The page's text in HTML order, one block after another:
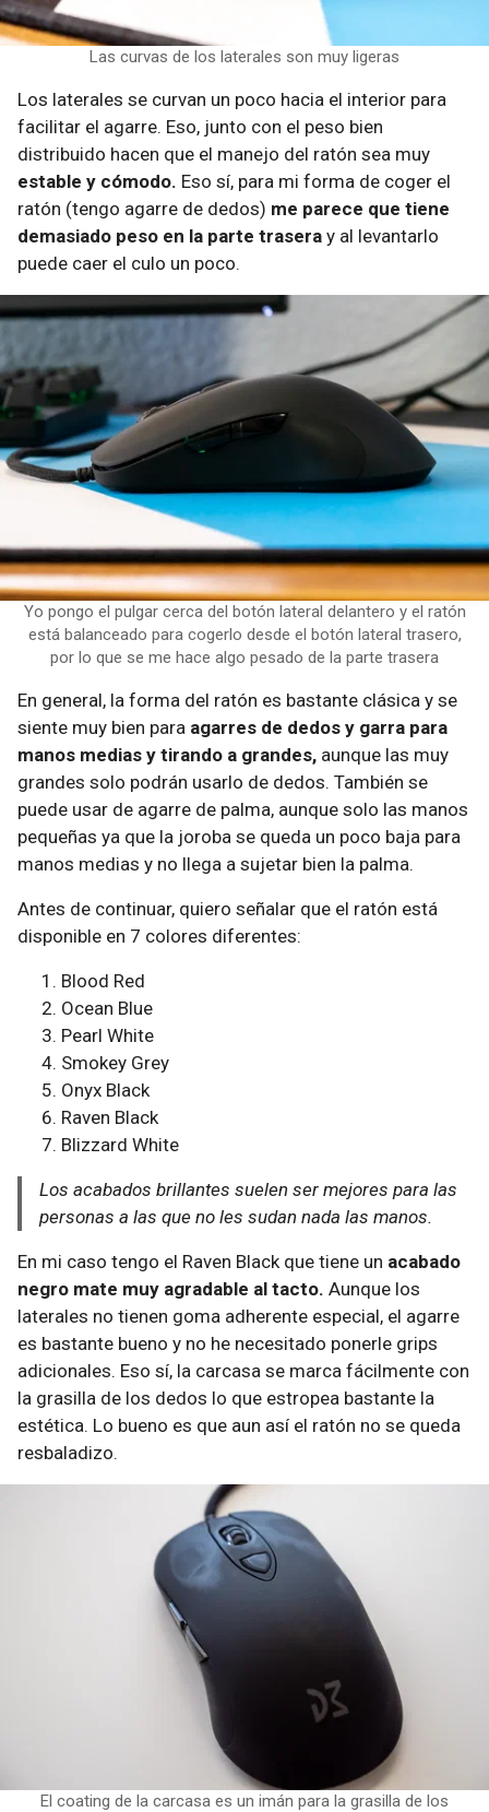
Las curvas de los laterales son muy ligeras
Los laterales se curvan un poco hacia el interior para
facilitar el agarre. Eso, junto con el peso bien
distribuido hacen que el manejo del ratón sea muy
estable y cómodo. Eso sí, para mi forma de coger el
ratón (tengo agarre de dedos) me parece que tiene
demasiado peso en la parte trasera y al levantarlo
puede caer el culo un poco.
Yo pongo el pulgar cerca del botón lateral delantero y el ratón
está balanceado para cogerlo desde el botón lateral trasero,
por lo que se me hace algo pesado de la parte trasera
En general, la forma del ratón es bastante clásica y se
siente muy bien para agarres de dedos y garra para
manos medias y tirando a grandes, aunque las muy
grandes solo podrán usarlo de dedos. También se
puede usar de agarre de palma, aunque solo las manos
pequeñas ya que la joroba se queda un poco baja para
manos medias y no llega a sujetar bien la palma.
Antes de continuar, quiero señalar que el ratón está
disponible en 7 colores diferentes:
Blood Red
Ocean Blue
Pearl White
Smokey Grey
Onyx Black
Raven Black
Blizzard White
Los acabados brillantes suelen ser mejores para las
personas a las que no les sudan nada las manos.
En mi caso tengo el Raven Black que tiene un acabado
negro mate muy agradable al tacto. Aunque los
laterales no tienen goma adherente especial, el agarre
es bastante bueno y no he necesitado ponerle grips
adicionales. Eso sí, la carcasa se marca fácilmente con
la grasilla de los dedos lo que estropea bastante la
estética. Lo bueno es que aun así el ratón no se queda
resbaladizo.
El coating de la carcasa es un imán para la grasilla de los